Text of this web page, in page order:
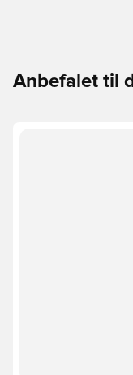
Anbefalet til